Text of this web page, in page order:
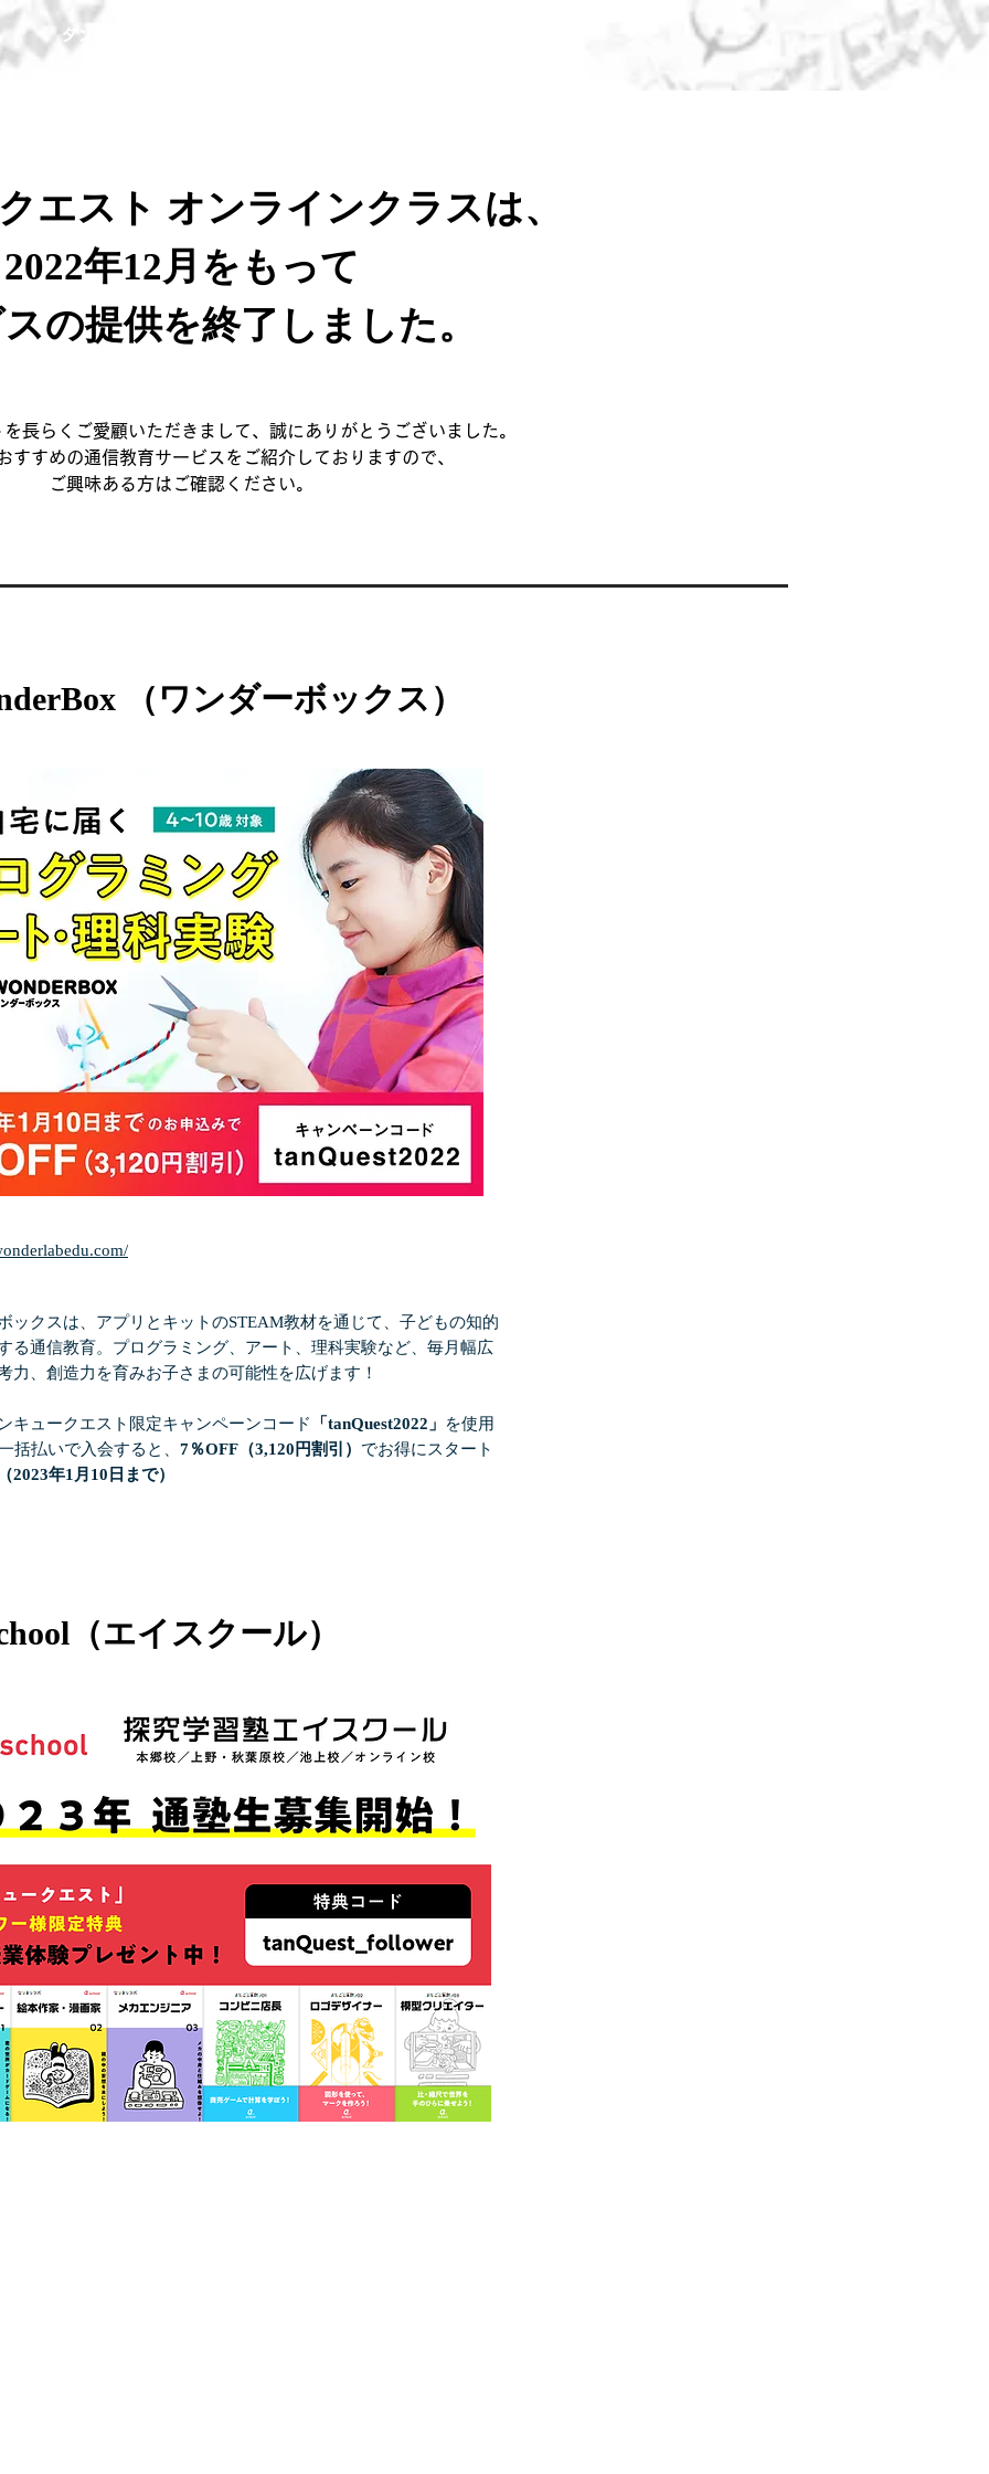
タンキューTOPへ
エスト オンラインクラスは、
2022年12月をもって
の提供を終了しました。
長らくご愛顧いただきまして、誠にありがとうございました。
すすめの通信教育サービスをご紹介しておりますので、
ご興味ある方はご確認ください。
（ワンダーボックス）
クスは、アプリとキットのSTEAM教材を通じて、子どもの知的
る通信教育。プログラミング、アート、理科実験など、毎月幅広
力、創造力を育みお子さまの可能性を広げます！
ュークエスト限定キャンペーンコード 「tanQuest2022」
を使用
括払いで入会すると、 7％OFF（3,120円割引） でお得にスタート
2023年1月10日まで）
（エイスクール）